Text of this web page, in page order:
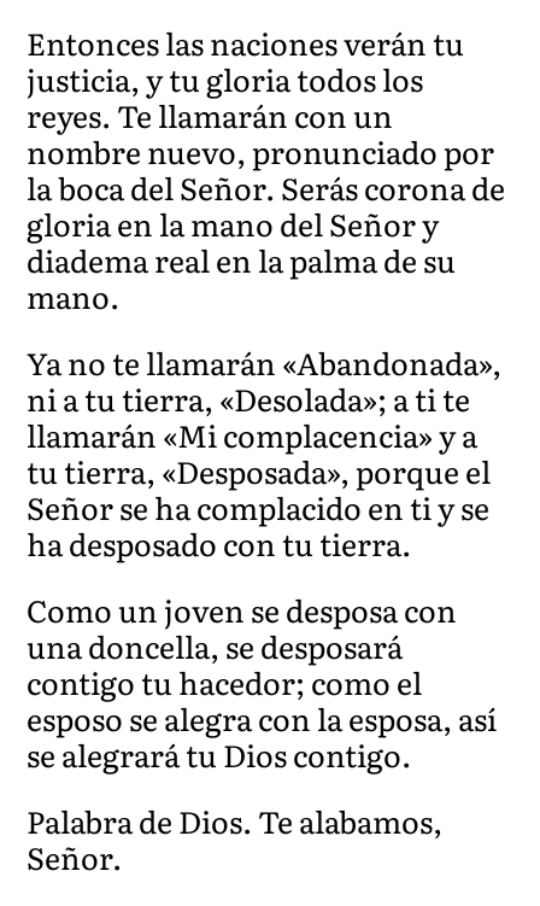
Entonces las naciones verán tu
justicia, y tu gloria todos los
reyes. Te llamarán con un
nombre nuevo, pronunciado por
la boca del Señor. Serás corona de
gloria en la mano del Señor y
diadema real en la palma de su
mano.
Ya no te llamarán «Abandonada»,
ni a tu tierra, «Desolada»; a ti te
llamarán «Mi complacencia» y a
tu tierra, «Desposada», porque el
Señor se ha complacido en ti y se
ha desposado con tu tierra.
Como un joven se desposa con
una doncella, se desposará
contigo tu hacedor; como el
esposo se alegra con la esposa, así
se alegrará tu Dios contigo.
Palabra de Dios. Te alabamos,
Señor.